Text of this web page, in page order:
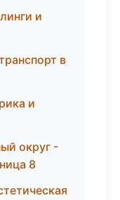
и
в
и
округ -
8